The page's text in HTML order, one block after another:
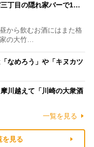
三丁目の隠れ家バーで1…
から飲むお酒にはまた格
の大竹…
なめろう」や「キヌカツ
川越えて「川崎の大衆酒
一覧を見る
を見る